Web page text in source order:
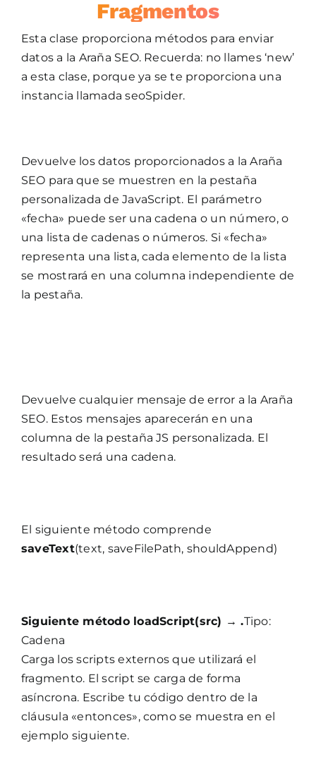
Fragmentos
Esta clase proporciona métodos para enviar
datos a la Araña SEO. Recuerda: no llames ‘new’
a esta clase, porque ya se te proporciona una
instancia llamada seoSpider.
Devuelve los datos proporcionados a la Araña
SEO para que se muestren en la pestaña
personalizada de JavaScript. El parámetro
«fecha» puede ser una cadena o un número, o
una lista de cadenas o números. Si «fecha»
representa una lista, cada elemento de la lista
se mostrará en una columna independiente de
la pestaña.
Devuelve cualquier mensaje de error a la Araña
SEO. Estos mensajes aparecerán en una
columna de la pestaña JS personalizada. El
resultado será una cadena.
El siguiente método comprende
saveText(text, saveFilePath, shouldAppend)
Siguiente método loadScript(src) → .Tipo:
Cadena
Carga los scripts externos que utilizará el
fragmento. El script se carga de forma
asíncrona. Escribe tu código dentro de la
cláusula «entonces», como se muestra en el
ejemplo siguiente.